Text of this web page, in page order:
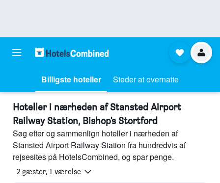
Billigste hoteller Steder at overnatte
Hoteller i nærheden af Stansted Airport
Railway Station, Bishop's Stortford
Søg efter og sammenlign hoteller i nærheden af
Stansted Airport Railway Station fra hundredvis af
rejsesites på HotelsCombined, og spar penge.
2 gæster, 1 værelse